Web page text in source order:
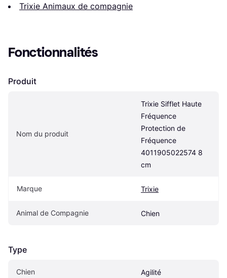
Trixie Animaux de compagnie
Fonctionnalités
Produit
Nom du produit
Trixie Sifflet Haute
Fréquence
Protection de
Fréquence
4011905022574 8
cm
Marque Trixie
Animal de Compagnie Chien
Type
Chien Agilité